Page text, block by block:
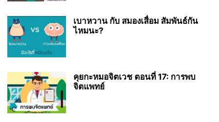
เบาหวาน กับ สมองเสื่อม สัมพันธ์กัน
ไหมนะ?
คุยกะหมอจิตเวช ตอนที่ 17: การพบ
จิตแพทย์